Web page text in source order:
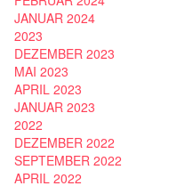
JANUAR 2024
2023
DEZEMBER 2023
MAI 2023
APRIL 2023
JANUAR 2023
2022
DEZEMBER 2022
SEPTEMBER 2022
APRIL 2022